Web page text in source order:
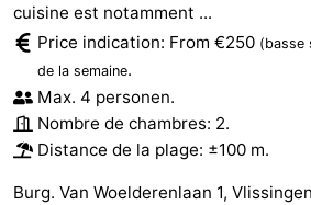
cuisine est notamment ...
Price indication: From €250 (basse
de la semaine.
Max. 4 personen.
Nombre de chambres: 2.
Distance de la plage: ±100 m.
Burg. Van Woelderenlaan 1, Vlissingen